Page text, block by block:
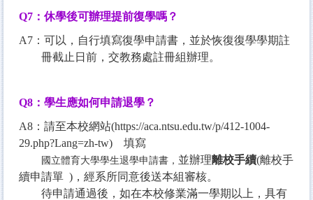
Q7 ：休學後可辦理提前復學嗎？
A7：可以，自行填寫復學申請書 ，並於恢復復學學期註
冊截止日前，交教務處註冊組辦理。
Q8 ：學生應如何申請退學？
A8：請至本校網站(https://aca.ntsu.edu.tw/p/412-1004-
29.php?Lang=zh-tw) 填寫
國立體育大學學生退學申請書 ， 並辦理離校手續(離校手
續申請單 ) ，經系所同意後送本組審核。
待申請通過後，如在本校修業滿一學期以上，具有